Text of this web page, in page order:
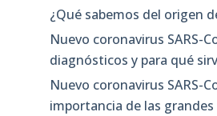
¿Qué sabemos del origen
Nuevo coronavirus SARS-
diagnósticos y para qué
Nuevo coronavirus SARS-
importancia de las